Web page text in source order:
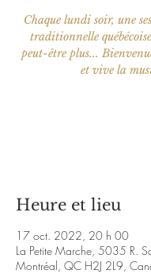
Chaque lundi soir, une
traditionnelle
peut-être plus...
et vive la
Heure et lieu
17 oct. 2022, 20 h 00
La Petite Marche, 5035 R.
Montréal, QC H2J 2L9,